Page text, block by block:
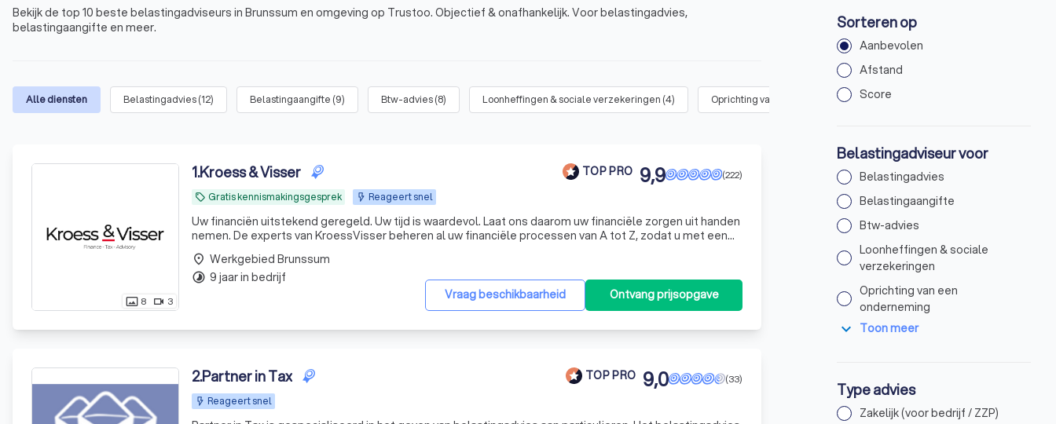
Bekijk de top 10 beste belastingadviseurs in Brunssum en omgeving op Trustoo. Objectief & onafhankelijk. Voor belastingadvies,
belastingaangifte en meer.
Alle diensten Belastingadvies(12) Belastingaangifte (9) Btw-advies(8) Loonheffingen & sociale verzekeringen (4) Oprichting van een onderneming (3)
photo_size_select_actual 8 videocam 3
1.Kroess & Visser TOP PRO
local_offer Gratis kennismakingsgesprek Reageert snel
(222)
9,9
Uw financiën uitstekend geregeld. Uw tijd is waardevol. Laat ons daarom uw financiële zorgen uit handen
nemen. De experts van KroessVisser beheren al uw financiële processen van A tot Z, zodat u met een
Vraag beschikbaarheid Ontvang prijsopgave
place Werkgebied Brunssum
timelapse 9 jaar in bedrijf
2.Partner in Tax TOP PRO
Reageert snel
(33)
9,0
Sorteren op
Aanbevolen
Afstand
Score
Belastingadviseur voor
Belastingadvies
Belastingaangifte
Btw-advies
Loonheffingen & sociale
verzekeringen
Oprichting van een
onderneming
expand_more Toon meer
Type advies
Zakelijk (voor bedrijf / ZZP)